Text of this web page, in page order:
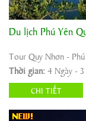
Khởi hành:
Phương tiện:
Giá tour:
Du lịch Phú Yên
Thời gian:4 Ngày -
CHI TIẾT